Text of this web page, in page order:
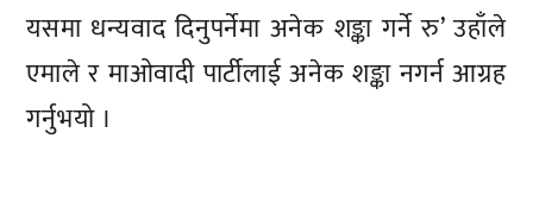
यसमा धन्यवाद दिनुपर्नेमा अनेक शङ्का गर्ने रु’ उहाँले
एमाले र माओवादी पार्टीलाई अनेक शङ्का नगर्न आग्रह
गर्नुभयो ।